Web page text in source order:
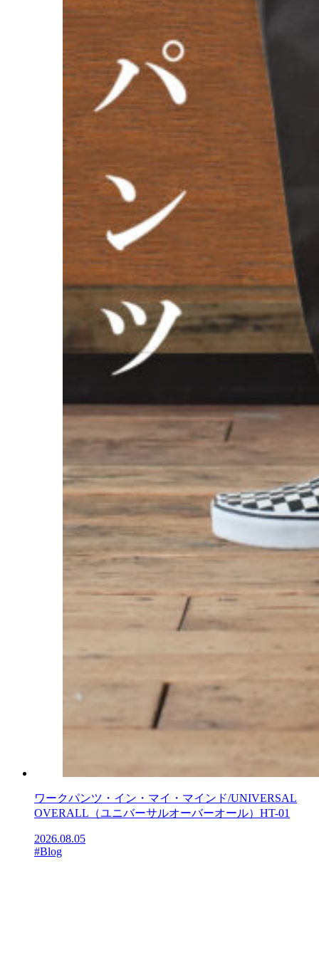
ワークパンツ・イン・マイ・マインド/UNIVERSAL
OVERALL（ユニバーサルオーバーオール）HT-01
2026.08.05
#Blog